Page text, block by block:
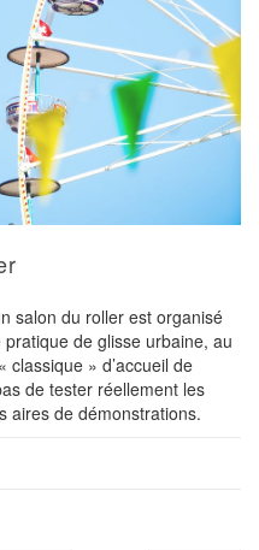
salon du roller est organisé
de glisse urbaine, au
classique » d’accueil de
de tester réellement les
aires de démonstrations.